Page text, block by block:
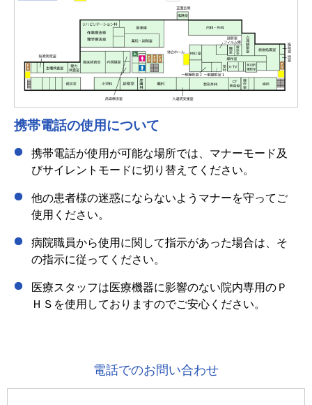
携帯電話の使用について
携帯電話が使用が可能な場所では、マナーモード及
びサイレントモードに切り替えてください。
他の患者様の迷惑にならないようマナーを守ってご
使用ください。
病院職員から使用に関して指示があった場合は、そ
の指示に従ってください。
医療スタッフは医療機器に影響のない院内専用のＰ
ＨＳを使用しておりますのでご安心ください。
電話でのお問い合わせ